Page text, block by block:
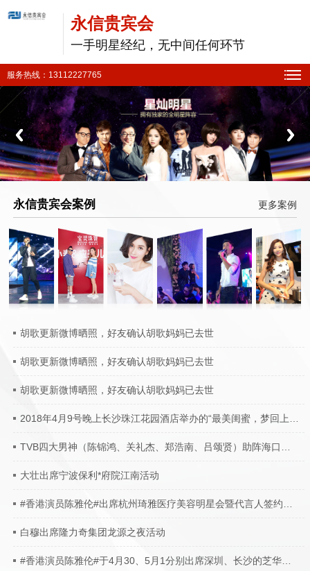
永信贵宾会
一手明星经纪，无中间任何环节
服务热线：13112227765
永信贵宾会案例 更多案例
胡歌更新微博晒照，好友确认胡歌妈妈已去世
胡歌更新微博晒照，好友确认胡歌妈妈已去世
胡歌更新微博晒照，好友确认胡歌妈妈已去世
大壮出席宁波保利*府院江南活动
白穆出席隆力奇集团龙源之夜活动
#香港演员陈雅伦#于4月30、5月1分别出席深圳、长沙的芝华仕活动现场